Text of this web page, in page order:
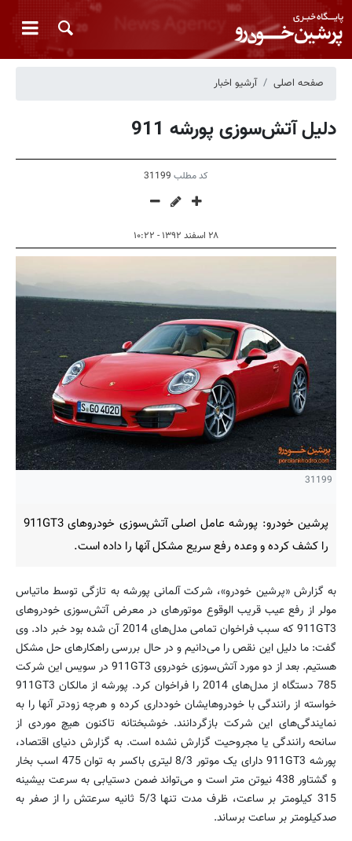
صفحه اصلی آرشیو اخبار
دلیل آتش‌سوزی پورشه 911
کد مطلب 31199
۲۸ اسفند ۱۳۹۲ - ۱۰:۲۲
31199
پرشین خودرو: پورشه عامل اصلی آتش‌سوزی خودروهای 911GT3
را کشف کرده و وعده رفع سریع مشکل آنها را داده است.
به گزارش «پرشین خودرو»، شرکت آلمانی پورشه به تازگی توسط ماتیاس
مولر از رفع عیب قریب الوقوع موتورهای در معرض آتش‌سوزی خودروهای
911GT3 که سبب فراخوان تمامی مدل‌های 2014 آن شده بود خبر داد. وی
گفت: ما دلیل این نقص را می‌دانیم و در حال بررسی راهکارهای حل مشکل
هستیم. بعد از دو مورد آتش‌سوزی خودروی 911GT3 در سویس این شرکت
785 دستگاه از مدل‌های 2014 را فراخوان کرد. پورشه از مالکان 911GT3
خواسته از رانندگی با خودروهایشان خودداری کرده و هرچه زودتر آنها را به
نمایندگی‌های این شرکت بازگردانند. خوشبختانه تاکنون هیچ موردی از
سانحه رانندگی یا مجروحیت گزارش نشده است. به گزارش دنیای اقتصاد،
پورشه 911GT3 دارای یک موتور 8/3 لیتری باکسر به توان 475 اسب بخار
و گشتاور 438 نیوتن متر است و می‌تواند ضمن دستیابی به سرعت بیشینه
315 کیلومتر بر ساعت، ظرف مدت تنها 5/3 ثانیه سرعتش را از صفر به
صدکیلومتر بر ساعت برساند.